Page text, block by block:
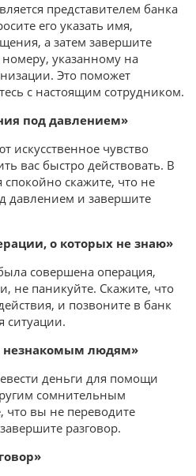
представителем банка
его указать имя,
а затем завершите
указанному на
Это поможет
с настоящим сотрудником.
под давлением»
искусственное чувство
вас быстро действовать. В
спокойно скажите, что не
давлением и завершите
о которых не знаю»
совершена операция,
не паникуйте. Скажите, что
и позвоните в банк
ситуации.
незнакомым людям»
деньги для помощи
сомнительным
что вы не переводите
разговор.